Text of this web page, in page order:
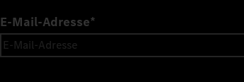
E-Mail-Adresse*